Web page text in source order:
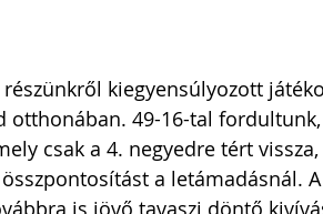
kiegyensúlyozott
otthonában. 49-16-tal
csak a 4. negyedre tért
a letámadásnál.
is jövő tavaszi döntő